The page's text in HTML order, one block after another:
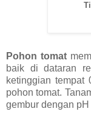
Pohon tomat
baik di dataran
ketinggian
pohon tomat.
gembur dengan pH